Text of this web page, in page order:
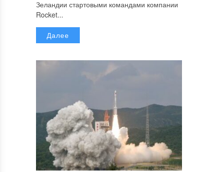
Зеландии стартовыми командами компании
Rocket...
Далее